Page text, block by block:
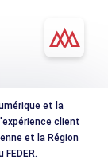
et la
client
et la Région